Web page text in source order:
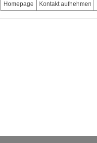
Homepage Kontakt aufnehmen